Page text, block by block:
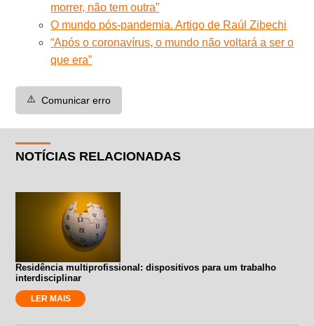
morrer, não tem outra”
O mundo pós-pandemia. Artigo de Raúl Zibechi
“Após o coronavírus, o mundo não voltará a ser o
que era”
⚠️ Comunicar erro
NOTÍCIAS RELACIONADAS
Residência multiprofissional: dispositivos para um trabalho
interdisciplinar
LER MAIS